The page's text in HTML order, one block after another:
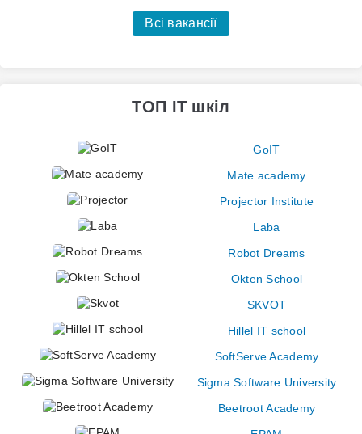
Всі вакансії
ТОП IT шкіл
GoIT
Mate academy
Projector Institute
Laba
Robot Dreams
Okten School
SKVOT
Hillel IT school
SoftServe Academy
Sigma Software University
Beetroot Academy